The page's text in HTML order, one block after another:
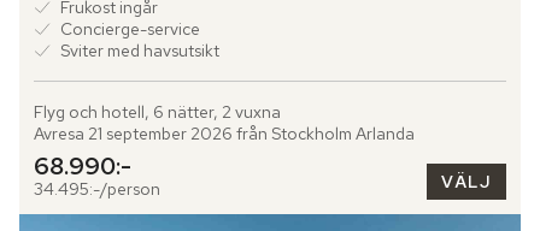
Frukost ingår
Concierge-service
Sviter med havsutsikt
Flyg och hotell, 6 nätter, 2 vuxna
Avresa 21 september 2026 från Stockholm Arlanda
68.990:-
34.495:-/person VÄLJ